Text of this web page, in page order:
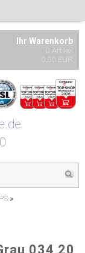
Ihr Warenkorb
0 Artikel
0,00 EUR
»
034 20